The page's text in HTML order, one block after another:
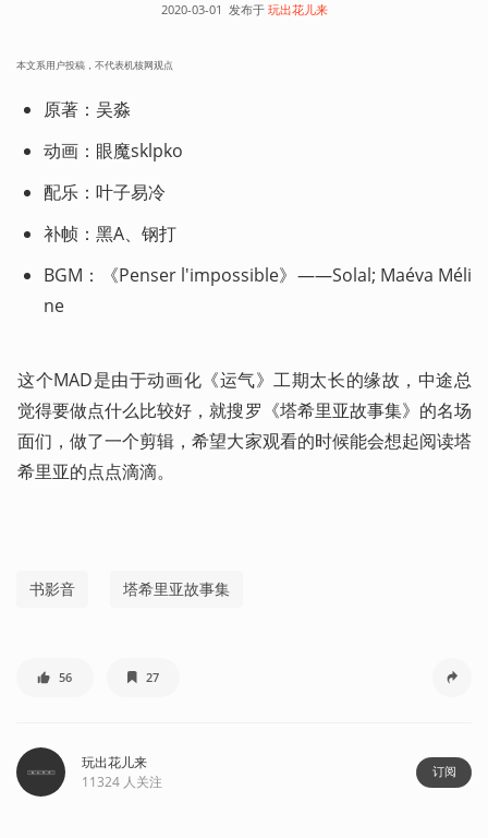
2020-03-01 发布于 玩出花儿来
本文系用户投稿，不代表机核网观点
原著：吴淼
动画：眼魔sklpko
配乐：叶子易冷
补帧：黑A、钢打
BGM：《Penser l'impossible》——Solal; Maéva Méli
ne
这个MAD是由于动画化《运气》工期太长的缘故，中途总
觉得要做点什么比较好，就搜罗《塔希里亚故事集》的名场
面们，做了一个剪辑，希望大家观看的时候能会想起阅读塔
希里亚的点点滴滴。
书影音 塔希里亚故事集
56 27
玩出花儿来
11324 人关注
订阅